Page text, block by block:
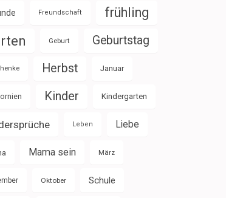
Freundschaft frühling
Geburt Geburtstag
Herbst Januar
Kinder Kindergarten
Leben Liebe
Mama sein März
Oktober Schule